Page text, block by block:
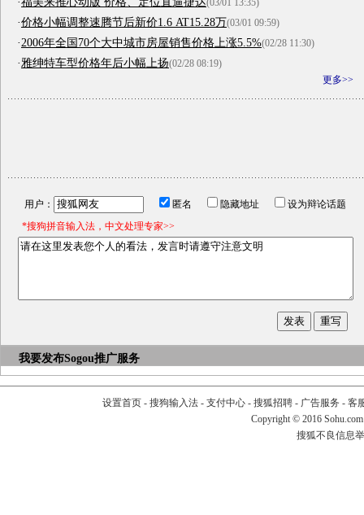
(03/01 13:35)
·价格小幅调整速腾节后新价1.6 AT15.28万(03/01 09:59)
·2006年全国70个大中城市房屋销售价格上涨5.5%(02/28 11:30)
·雅绅特车型价格年后小幅上扬(02/28 08:19)
更多>>
用户： 匿名 隐藏地址
设为辩论话题
*搜狗拼音输入法，中文处理专家>>
我要发布Sogou推广服务
设置首页- 搜狗输入法- 支付中心- 搜狐招聘- 广告服务 - 客
Copyright © 2016
搜狐不良信息